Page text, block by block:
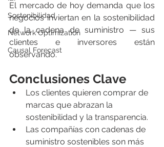
Sostenibilidad
Network Optimization
Causal Forecast
El mercado de hoy demanda que los
negocios inviertan en la sostenibilidad
de la cadena de suministro — sus
clientes e inversores están
observando.
Conclusiones Clave
Los clientes quieren comprar de
marcas que abrazan la
sostenibilidad y la transparencia.
Las compañías con cadenas de
suministro sostenibles son más